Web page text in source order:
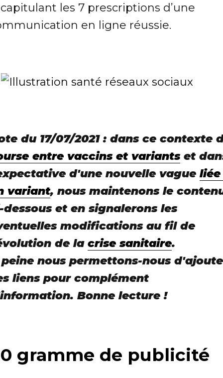
les 7 prescriptions d’une
en ligne réussie.
du 17/07/2021 : dans ce contexte
entre vaccins et variantset
d'une nouvelle vague liée
variant, nous maintenons le
dessous et en signalerons les
modifications au fil de
de la crise sanitaire.
nous permettons-nous
liens pour complément
Bonne lecture !
0 gramme de publicité